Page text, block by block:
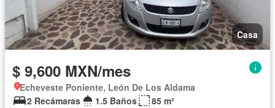
Casa
$ 9,600 MXN/mes
Echeveste Poniente, León De Los Aldama
2 Recámaras
1.5 Baños
85 m²